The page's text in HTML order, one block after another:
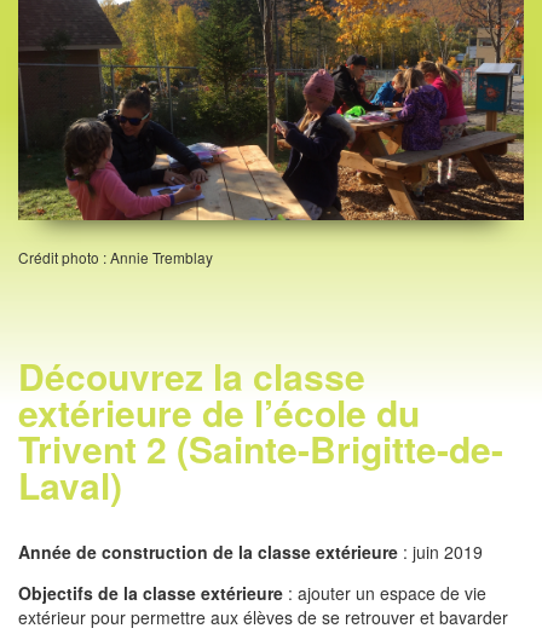
Crédit photo : Annie Tremblay
Découvrez la classe
extérieure de l’école du
Trivent 2 (Sainte-Brigitte-de-
Laval)
Année de construction de la classe extérieure : juin 2019
Objectifs de la classe extérieure : ajouter un espace de vie
extérieur pour permettre aux élèves de se retrouver et bavarder